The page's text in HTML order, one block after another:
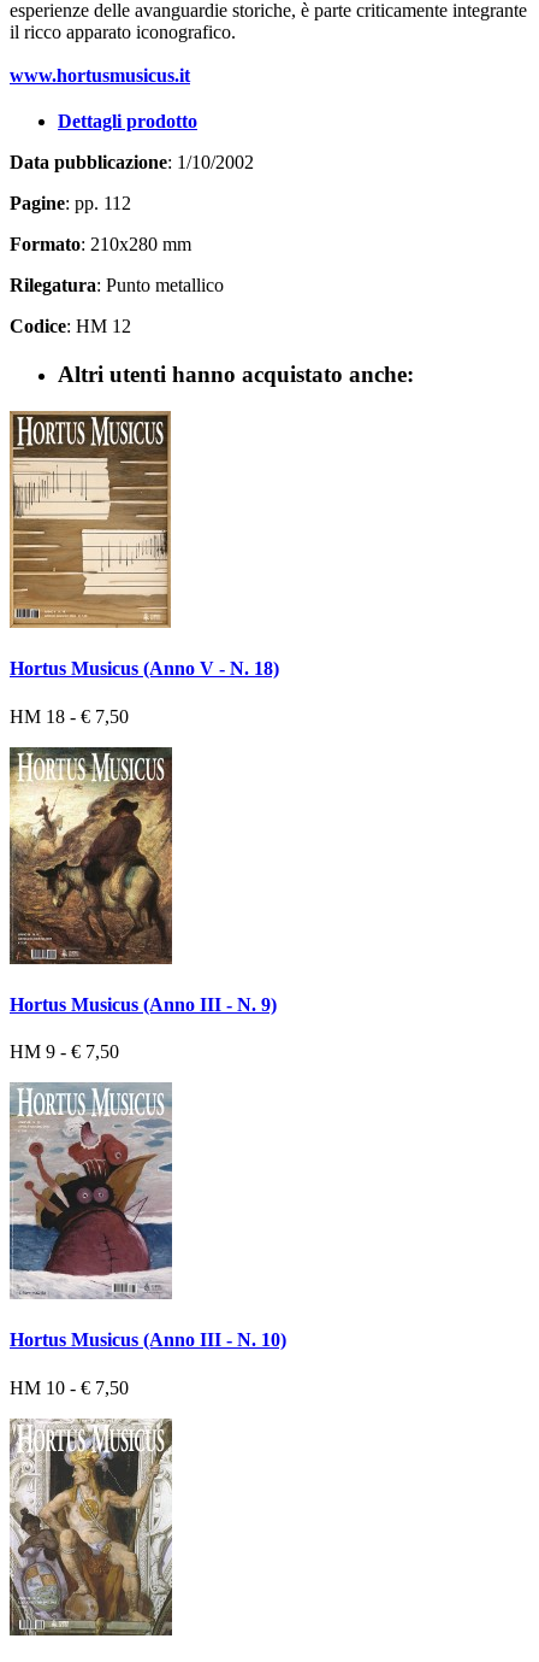
esperienze delle avanguardie storiche, è parte criticamente integrante
il ricco apparato iconografico.
www.hortusmusicus.it
Dettagli prodotto
Data pubblicazione: 1/10/2002
Pagine: pp. 112
Formato: 210x280 mm
Rilegatura: Punto metallico
Codice: HM 12
Altri utenti hanno acquistato anche:
Hortus Musicus (Anno V - N. 18)
HM 18 - € 7,50
Hortus Musicus (Anno III - N. 9)
HM 9 - € 7,50
Hortus Musicus (Anno III - N. 10)
HM 10 - € 7,50